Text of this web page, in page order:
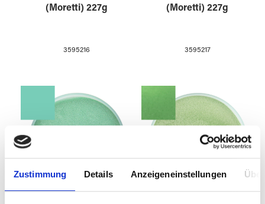
Zustimmung Details Anzeigeneinstellungen
(Moretti) 227g
3595216
(Moretti) 227g
3595217